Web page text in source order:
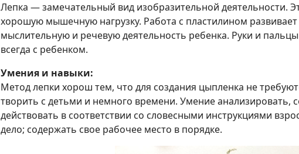
Лепка — замечательный вид изобразительной деятельности.
хорошую мышечную нагрузку. Работа с пластилином
мыслительную и речевую деятельность ребенка. Руки и
всегда с ребенком.
Умения и навыки:
Метод лепки хорош тем, что для создания цыпленка не
творить с детьми и немного времени. Умение анализировать,
действовать в соответствии со словесными инструкциями
дело; содержать свое рабочее место в порядке.